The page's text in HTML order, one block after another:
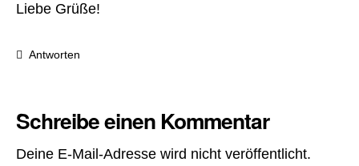
Liebe Grüße!
Antworten
Schreibe einen Kommentar
Deine E-Mail-Adresse wird nicht veröffentlicht.